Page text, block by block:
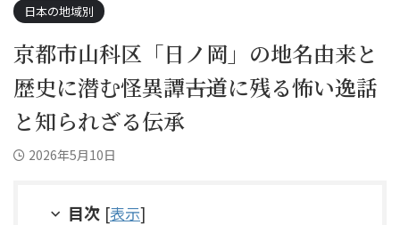
日本の地域別
京都市山科区「日ノ岡」の地名由来と
歴史に潜む怪異譚――古道に残る怖い逸話
と知られざる伝承
2026年5月10日
目次 [表示]